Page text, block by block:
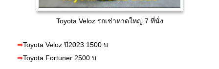
Toyota Veloz รถเช่าหาดใหญ่ 7 ที่นั่ง
⇒Toyota Veloz ปี2023 1500 บ
⇒Toyota Fortuner 2500 บ